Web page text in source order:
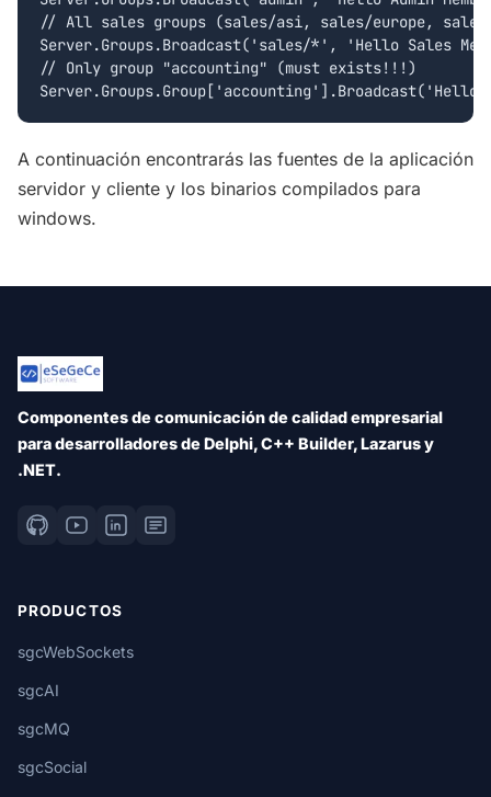
// All sales groups (sales/asi, sales/europe,
Server.Groups.Broadcast('sales/*', 'Hello Sales
// Only group "accounting" (must exists!!!)
A continuación encontrarás las fuentes de la aplicación
servidor y cliente y los binarios compilados para
windows.
Componentes de comunicación de calidad empresarial
para desarrolladores de Delphi, C++ Builder, Lazarus y
.NET.
PRODUCTOS
sgcWebSockets
sgcAI
sgcMQ
sgcSocial